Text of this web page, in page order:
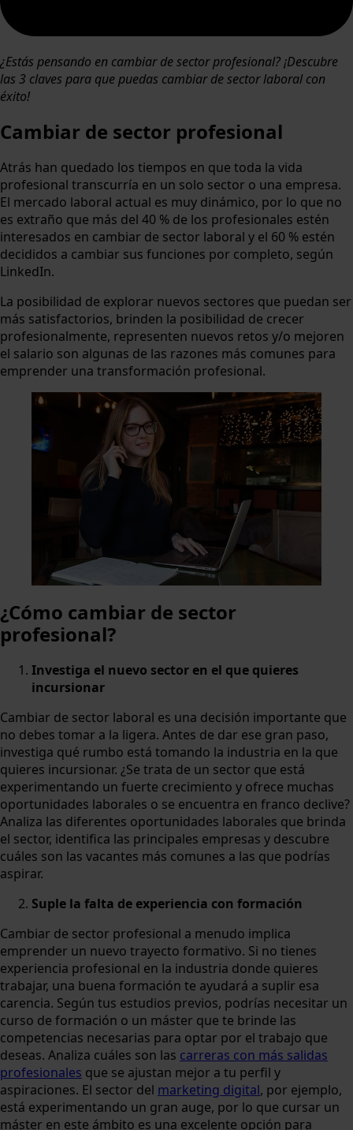
¿Estás pensando en cambiar de sector profesional? ¡Descubre
las 3 claves para que puedas cambiar de sector laboral con
éxito!
Cambiar de sector profesional
Atrás han quedado los tiempos en que toda la vida
profesional transcurría en un solo sector o una empresa.
El mercado laboral actual es muy dinámico, por lo que no
es extraño que más del 40 % de los profesionales estén
interesados en cambiar de sector laboral y el 60 % estén
decididos a cambiar sus funciones por completo, según
LinkedIn.
La posibilidad de explorar nuevos sectores que puedan ser
más satisfactorios, brinden la posibilidad de crecer
profesionalmente, representen nuevos retos y/o mejoren
el salario son algunas de las razones más comunes para
emprender una transformación profesional.
¿Cómo cambiar de sector
profesional?
Investiga el nuevo sector en el que quieres
incursionar
Cambiar de sector laboral es una decisión importante que
no debes tomar a la ligera. Antes de dar ese gran paso,
investiga qué rumbo está tomando la industria en la que
quieres incursionar. ¿Se trata de un sector que está
experimentando un fuerte crecimiento y ofrece muchas
oportunidades laborales o se encuentra en franco declive?
Analiza las diferentes oportunidades laborales que brinda
el sector, identifica las principales empresas y descubre
cuáles son las vacantes más comunes a las que podrías
aspirar.
Suple la falta de experiencia con formación
Cambiar de sector profesional a menudo implica
emprender un nuevo trayecto formativo. Si no tienes
experiencia profesional en la industria donde quieres
trabajar, una buena formación te ayudará a suplir esa
carencia. Según tus estudios previos, podrías necesitar un
curso de formación o un máster que te brinde las
competencias necesarias para optar por el trabajo que
deseas. Analiza cuáles son las carreras con más salidas
profesionales que se ajustan mejor a tu perfil y
aspiraciones. El sector del marketing digital, por ejemplo,
está experimentando un gran auge, por lo que cursar un
máster en este ámbito es una excelente opción para